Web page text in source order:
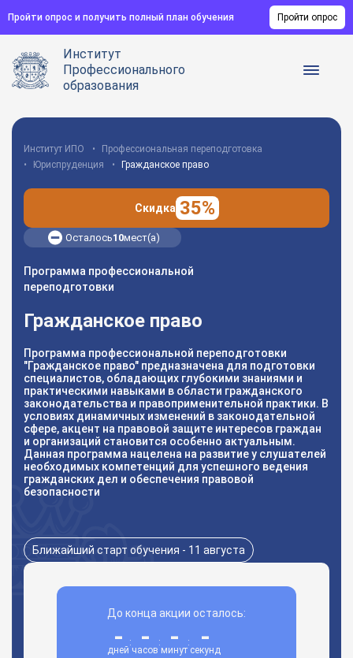
Пройти опрос и получить полный план обучения Пройти опрос
Институт
Профессионального
образования
Институт ИПО
Профессиональная переподготовка
Юриспруденция
Гражданское право
Скидка 35%
Осталось10мест(а)
Программа профессиональной
переподготовки
Гражданское право
Программа профессиональной переподготовки
"Гражданское право" предназначена для подготовки
специалистов, обладающих глубокими знаниями и
практическими навыками в области гражданского
законодательства и правоприменительной практики. В
условиях динамичных изменений в законодательной
сфере, акцент на правовой защите интересов граждан
и организаций становится особенно актуальным.
Данная программа нацелена на развитие у слушателей
необходимых компетенций для успешного ведения
гражданских дел и обеспечения правовой
безопасности
Ближайший старт обучения - 11 августа
До конца акции осталось:
-
дней
: -
часов
: -
минут
: -
секунд